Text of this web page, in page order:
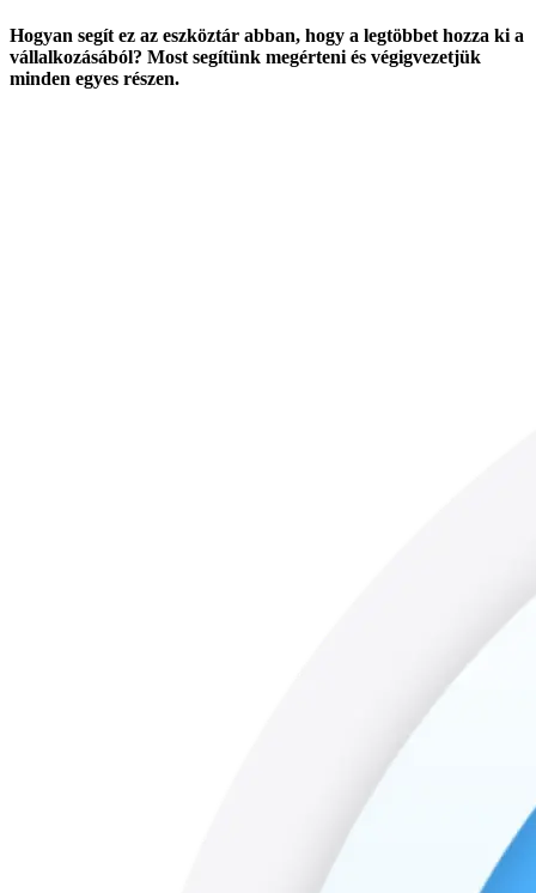
Hogyan segít ez az eszköztár abban, hogy a legtöbbet hozza ki a
vállalkozásából? Most segítünk megérteni és végigvezetjük
minden egyes részen.